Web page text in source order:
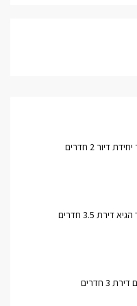
2 חדרים
3.5 חדרים
3 חדרים